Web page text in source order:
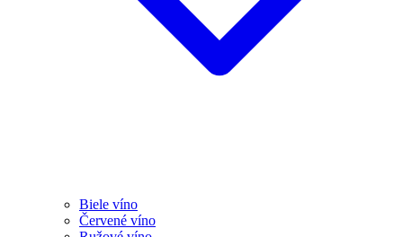
Biele víno
Červené víno